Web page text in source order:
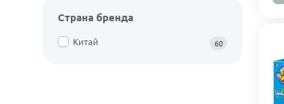
Страна бренда
Китай 60